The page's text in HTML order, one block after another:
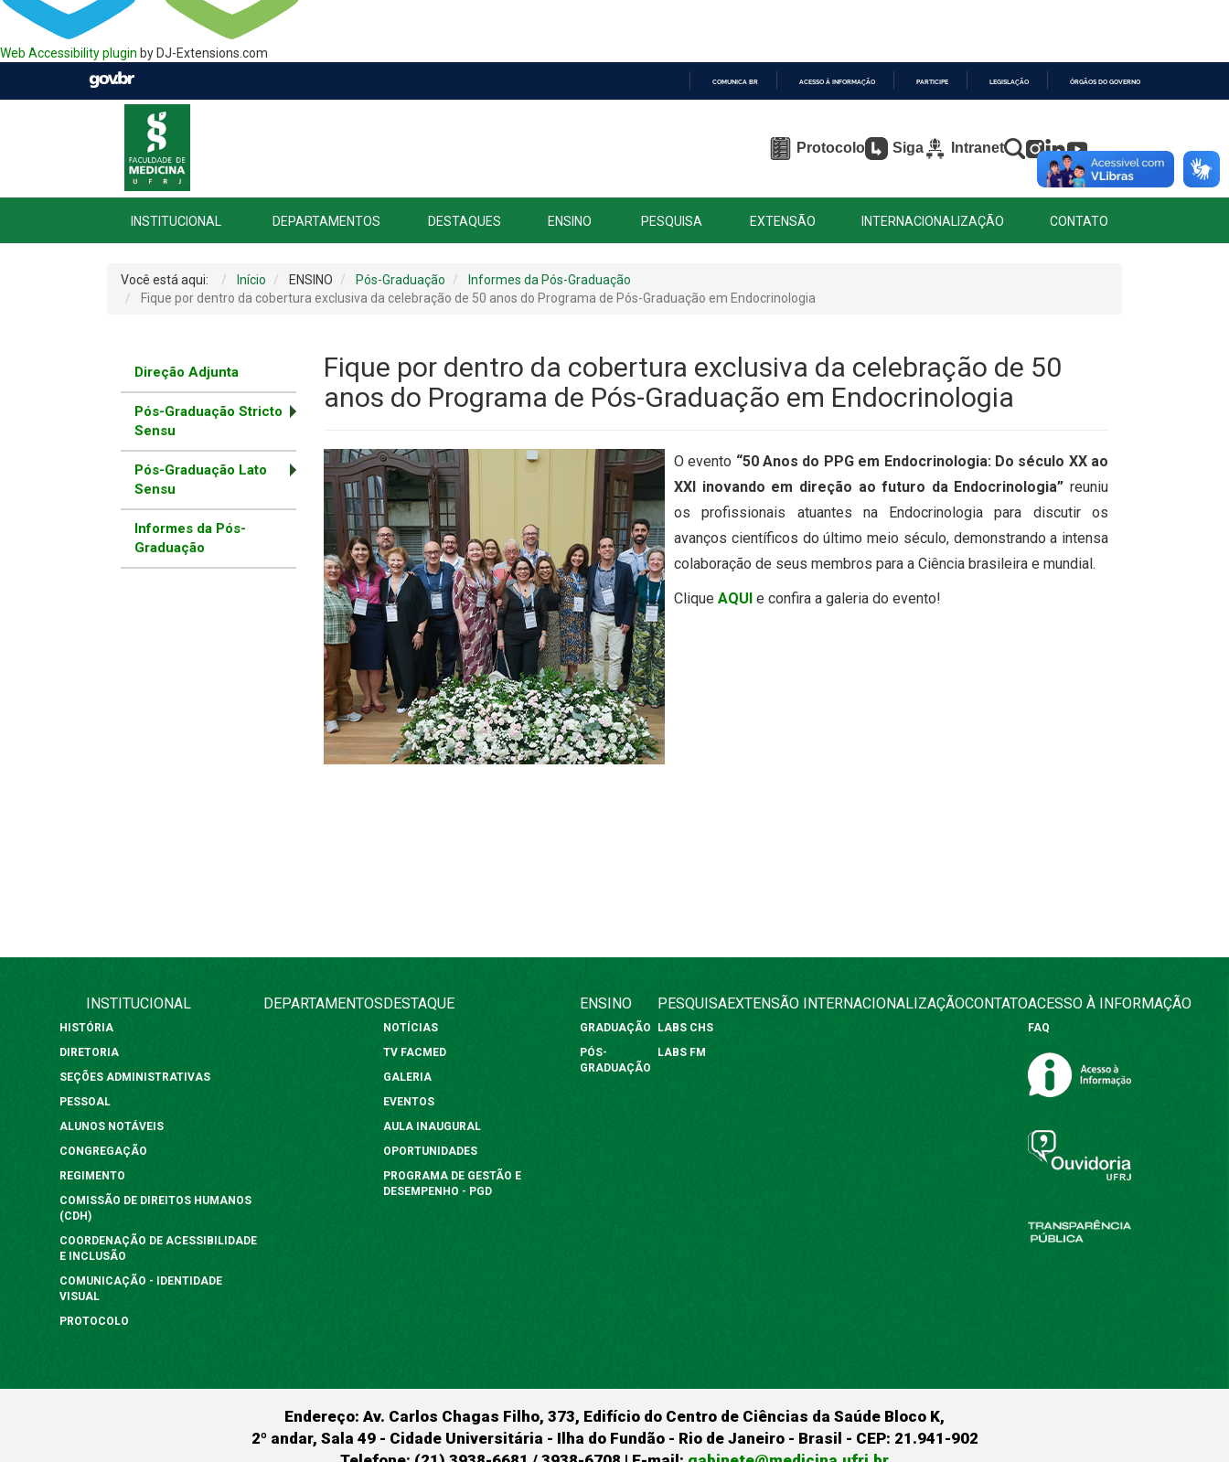
Web Accessibility plugin by DJ-Extensions.com
COMUNICA BR ACESSO À INFORMAÇÃO PARTICIPE LEGISLAÇÃO ÓRGÃOS DO GOVERNO
Protocolo Siga Intranet
INSTITUCIONAL DEPARTAMENTOS DESTAQUES ENSINO PESQUISA EXTENSÃO INTERNACIONALIZAÇÃO CONTATO
Você está aqui: Início ENSINO Pós-Graduação
Informes da Pós-Graduação
Fique por dentro da cobertura exclusiva da celebração de 50 anos do Programa de Pós-Graduação em Endocrinologia
Direção Adjunta
Pós-Graduação Stricto
Sensu
Pós-Graduação Lato
Sensu
Informes da Pós-
Graduação
Fique por dentro da cobertura exclusiva da celebração de 50
anos do Programa de Pós-Graduação em Endocrinologia
O evento “50 Anos do PPG em Endocrinologia: Do século XX ao
XXI inovando em direção ao futuro da Endocrinologia” reuniu
os profissionais atuantes na Endocrinologia para discutir os
avanços científicos do último meio século, demonstrando a intensa
colaboração de seus membros para a Ciência brasileira e mundial.
Clique AQUI e confira a galeria do evento!
INSTITUCIONAL
HISTÓRIA
DIRETORIA
SEÇÕES ADMINISTRATIVAS
PESSOAL
ALUNOS NOTÁVEIS
CONGREGAÇÃO
REGIMENTO
COMISSÃO DE DIREITOS HUMANOS
(CDH)
COORDENAÇÃO DE ACESSIBILIDADE
E INCLUSÃO
COMUNICAÇÃO - IDENTIDADE
VISUAL
PROTOCOLO
DEPARTAMENTOSDESTAQUE
NOTÍCIAS
TV FACMED
GALERIA
EVENTOS
AULA INAUGURAL
OPORTUNIDADES
PROGRAMA DE GESTÃO E
DESEMPENHO - PGD
ENSINO
GRADUAÇÃO
PÓS-
GRADUAÇÃO
PESQUISA
LABS CHS
LABS FM
EXTENSÃO INTERNACIONALIZAÇÃOCONTATOACESSO À INFORMAÇÃO
FAQ
Endereço: Av. Carlos Chagas Filho, 373, Edifício do Centro de Ciências da Saúde Bloco K,
2º andar, Sala 49 - Cidade Universitária - Ilha do Fundão - Rio de Janeiro - Brasil - CEP: 21.941-902